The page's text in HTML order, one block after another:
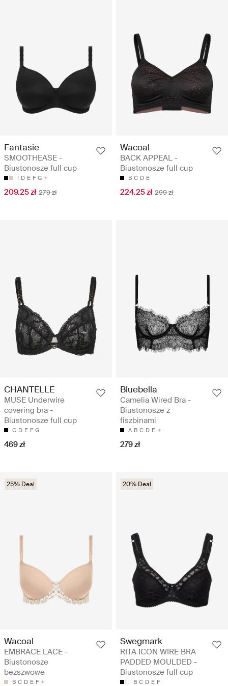
Fantasie
SMOOTHEASE -
Biustonosze full cup
I D E F G
209.25 zł 279 zł
Wacoal
BACK APPEAL -
Biustonosze full cup
B C D E
224.25 zł 299 zł
CHANTELLE
MUSE Underwire
covering bra -
Biustonosze full cup
C D E F G
469 zł
Bluebella
Camelia Wired Bra -
Biustonosze z
fiszbinami
A B C D E
279 zł
25% Deal
Wacoal
EMBRACE LACE -
Biustonosze
bezszwowe
B C D E F
20% Deal
Swegmark
RITA ICON WIRE BRA
PADDED MOULDED -
Biustonosze full cup
B C D E F